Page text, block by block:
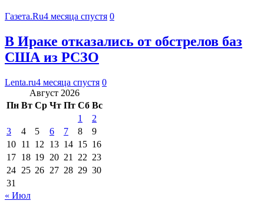
Газета.Ru4 месяца спустя 0
В Ираке отказались от обстрелов баз
США из РСЗО
Lenta.ru4 месяца спустя 0
Август 2026
Пн Вт Ср Чт Пт Сб Вс
1
2
3
4 5 6 7 8
9
10 11 12 13 14 15 16
17 18 19 20 21 22 23
24 25 26 27 28 29 30
31
« Июл